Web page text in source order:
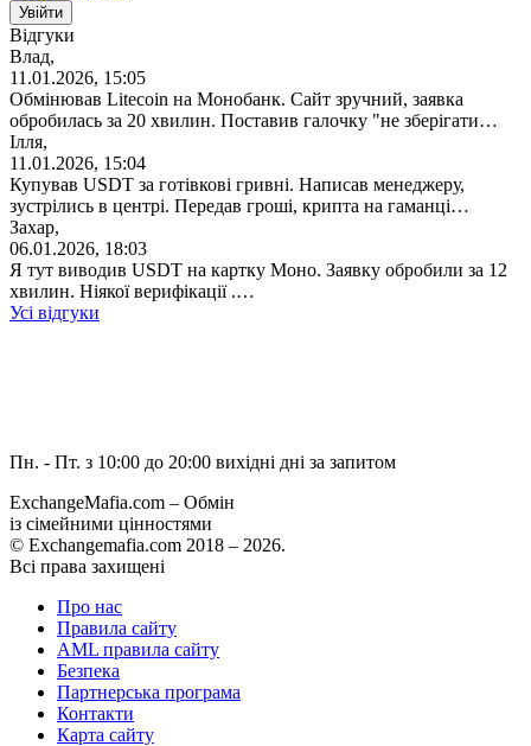
Відгуки
Влад,
11.01.2026, 15:05
Обмінював Litecoin на Монобанк. Сайт зручний, заявка
обробилась за 20 хвилин. Поставив галочку "не зберігати…
Ілля,
11.01.2026, 15:04
Купував USDT за готівкові гривні. Написав менеджеру,
зустрілись в центрі. Передав гроші, крипта на гаманці…
Захар,
06.01.2026, 18:03
Я тут виводив USDT на картку Моно. Заявку обробили за 12
хвилин. Ніякої верифікації .…
Усі відгуки
Пн. - Пт. з 10:00 до 20:00 вихідні дні за запитом
ExchangeMafia.com – Обмін
із сімейними цінностями
© Exchangemafia.com 2018 – 2026.
Всі права захищені
Про нас
Правила сайту
AML правила сайту
Безпека
Партнерська програма
Контакти
Карта сайту